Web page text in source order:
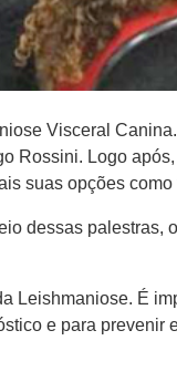
Visceral
Rossini. Logo
suas opções como
dessas palestras,
Leishmaniose. É
e para prevenir